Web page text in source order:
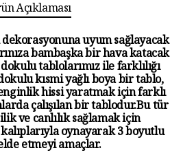
Açıklaması
uyum sağlayacak
bambaşka bir hava katacak
tablolarımız ile farklılığı
kısmi yağlı boya bir tablo,
hissi yaratmak için farklı
çalışılan bir tablodur.Bu tür
ve canlılık sağlamak için
oynayarak 3 boyutlu
etmeyi amaçlar.